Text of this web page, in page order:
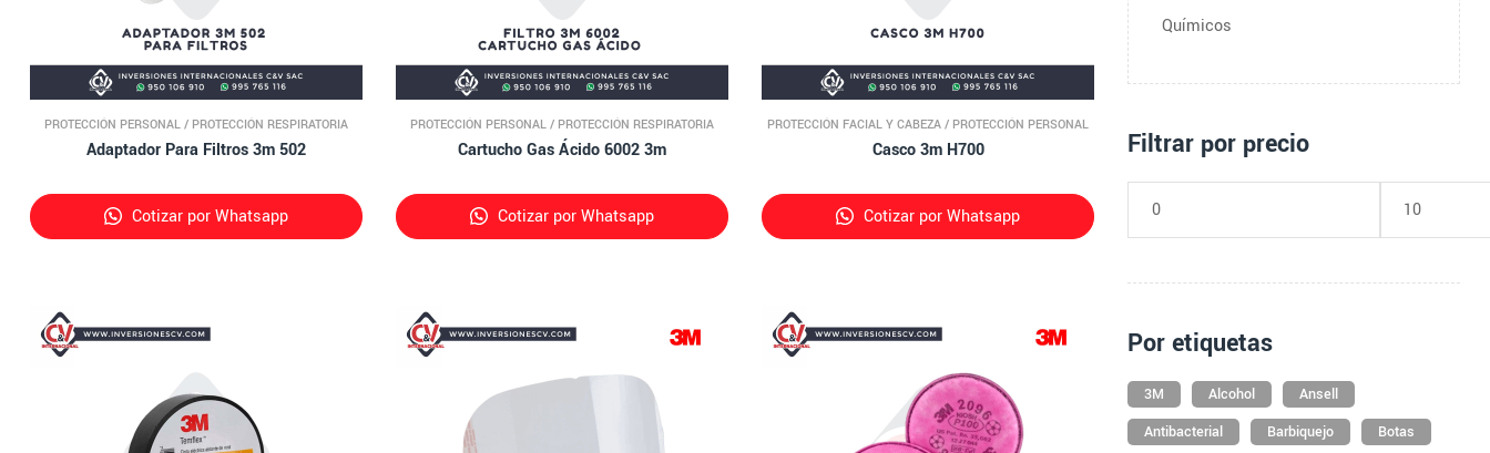
PROTECCIÓN PERSONAL / PROTECCIÓN RESPIRATORIA
Adaptador Para Filtros 3m 502
Cotizar por Whatsapp
PROTECCIÓN PERSONAL / PROTECCIÓN RESPIRATORIA
Cartucho Gas Ácido 6002 3m
Cotizar por Whatsapp
PROTECCIÓN FACIAL Y CABEZA / PROTECCIÓN PERSONAL
Casco 3m H700
Cotizar por Whatsapp
Químicos
Filtrar por precio
Por etiquetas
3M Alcohol
Ansell
Antibacterial
Barbiquejo
Botas